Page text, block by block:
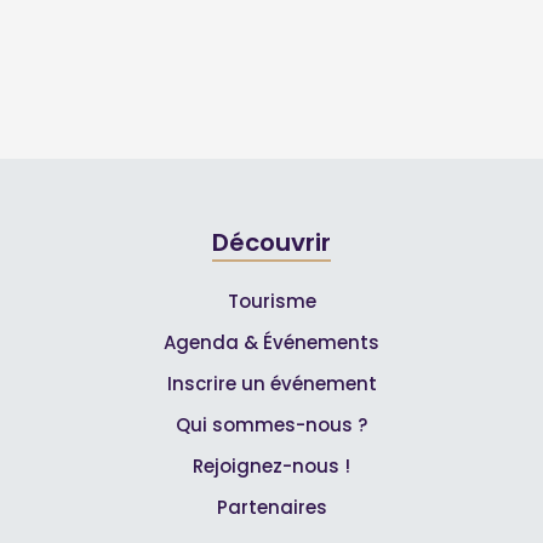
Découvrir
Tourisme
Agenda & Événements
Inscrire un événement
Qui sommes-nous ?
Rejoignez-nous !
Partenaires